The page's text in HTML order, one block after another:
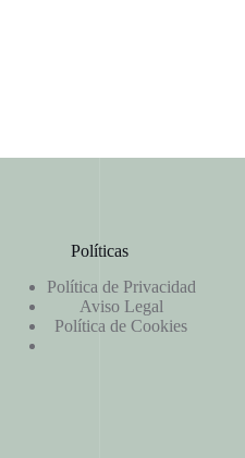
Políticas
Política de Privacidad
Aviso Legal
Política de Cookies